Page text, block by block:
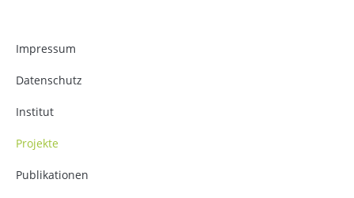
Impressum
Datenschutz
Institut
Projekte
Publikationen